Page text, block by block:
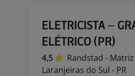
ELETRICISTA –
ELÉTRICO (PR)
4,5 Randstad - Matriz
Laranjeiras do Sul - PR